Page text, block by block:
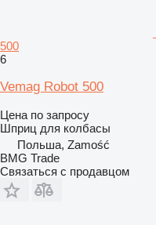
500
6
Vemag Robot 500
Цена по запросу
Шприц для колбасы
Польша, Zamość
BMG Trade
Связаться с продавцом